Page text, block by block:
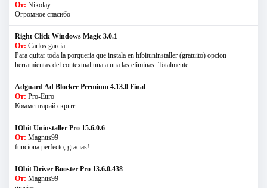
От: Nikolay
Огромное спасибо
Right Click Windows Magic 3.0.1
От: Carlos garcia
Para quitar toda la porqueria que instala en hibituninstaller (gratuito) opcion
herramientas del contextual una a una las eliminas. Totalmente
Adguard Ad Blocker Premium 4.13.0 Final
От: Pro-Euro
Комментарий скрыт
IObit Uninstaller Pro 15.6.0.6
От: Magnus99
funciona perfecto, gracias!
IObit Driver Booster Pro 13.6.0.438
От: Magnus99